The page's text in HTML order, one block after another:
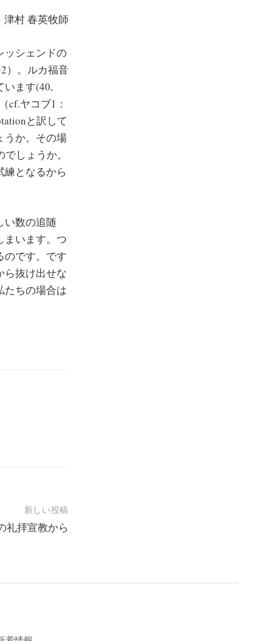
津村 春英牧師
ッシェンドの
）。ルカ福音
います(40,
cf.ヤコブ1：
と訳して
うか。その場
しょうか。
練となるから
い数の追随
まいます。つ
のです。です
ら抜け出せな
たちの場合は
新しい投稿
礼拝宣教から